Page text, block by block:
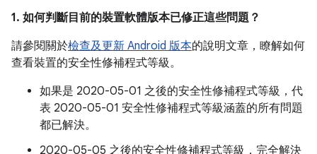
1. 如何判斷目前的裝置軟體版本已修正這些問題？
請參閱關於檢查及更新 Android 版本的說明文章，瞭解如何
查看裝置的安全性修補程式等級。
如果是 2020-05-01 之後的安全性修補程式等級，代
表 2020-05-01 安全性修補程式等級涵蓋的所有問題
都已解決。
2020-05-05 之後的安全性修補程式等級，完全解決